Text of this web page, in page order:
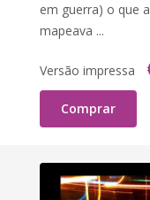
em guerra) o que
mapeava ...
Versão impressa
Comprar